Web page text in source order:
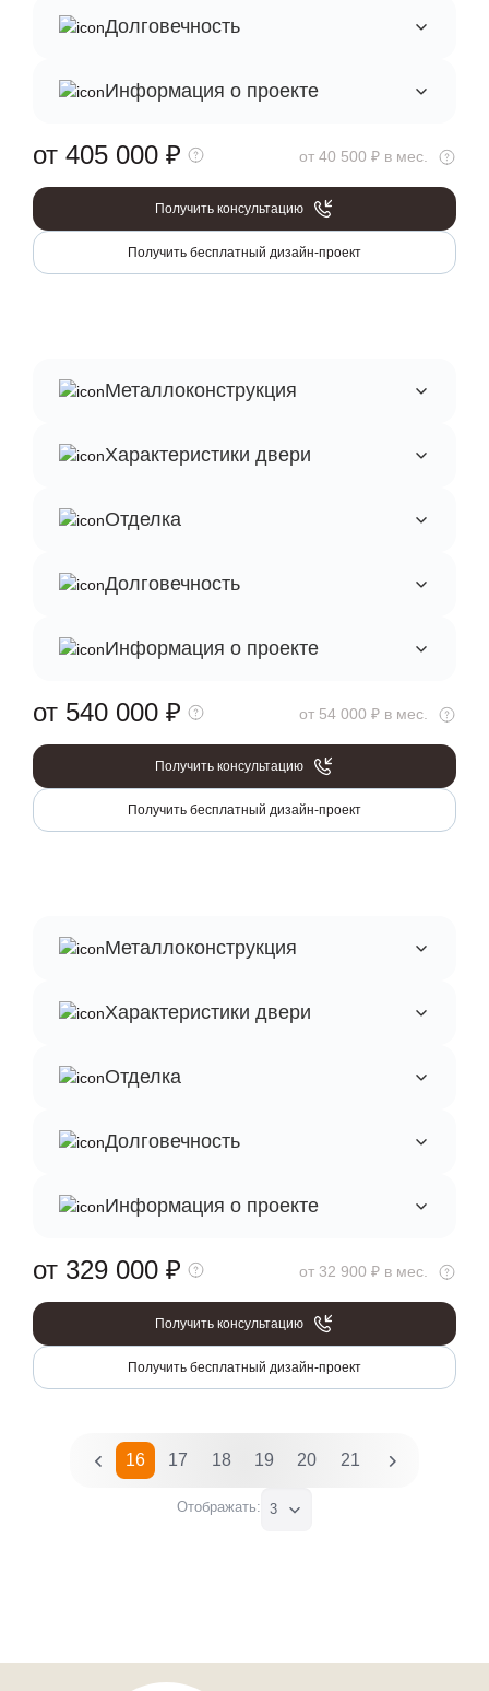
Долговечность
Информация о проекте
от 405 000 ₽ от 40 500 ₽ в мес.
Получить консультацию
Получить бесплатный дизайн-проект
Металлоконструкция
Характеристики двери
Отделка
Долговечность
Информация о проекте
от 540 000 ₽ от 54 000 ₽ в мес.
Получить консультацию
Получить бесплатный дизайн-проект
Металлоконструкция
Характеристики двери
Отделка
Долговечность
Информация о проекте
от 329 000 ₽ от 32 900 ₽ в мес.
Получить консультацию
Получить бесплатный дизайн-проект
15 16 17 18 19 20 21 22
Отображать: 3